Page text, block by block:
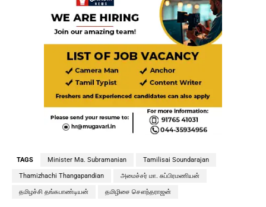
TAGS Minister Ma. Subramanian Tamilisai Soundarajan
Thamizhachi Thangapandian அமைச்சர் மா. சுப்பிரமணியன்
தமிழச்சி தங்கபாண்டியன் தமிழிசை சௌந்தராஜன்